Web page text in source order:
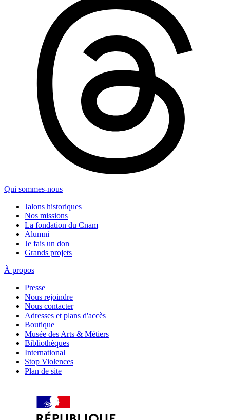
Qui sommes-nous
Jalons historiques
Nos missions
La fondation du Cnam
Alumni
Je fais un don
Grands projets
À propos
Presse
Nous rejoindre
Nous contacter
Adresses et plans d'accès
Boutique
Musée des Arts & Métiers
Bibliothèques
International
Stop Violences
Plan de site